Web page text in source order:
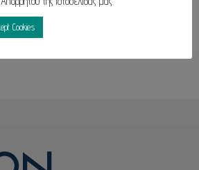
Cookies